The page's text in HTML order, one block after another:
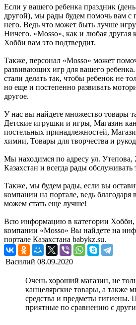
Если у вашего ребенка праздник
другой), мы рады будем помочь вам с
него. Ведь что может быть лучше
Ничего. «Mosso», как и любая другая
Хобби вам это подтвердит.
Также, персонал «Mosso» может
развивающих игр для вашего
стали делать так, чтобы ребенок не
но еще и постепенно развивать
другое.
У нас вы найдете множество товары
Детские игрушки и игры, Магазин
постельных принадлежностей,
химии, Товары для творчества и
Мы находимся по адресу ул. Утепова,
Казахстан и всегда рады
Также, мы будем рады, если вы
компании на портале, ведь
можем стать еще лучше!
Всю информацию в категории Хобби,
компании «Mosso» Вы найдете на
портале Казахстана babykz.su.
Василий 08.09.2020
Очень хороший магазин, не
канцелярские товары, а также
средства и предметы гигиены.
приятные по сравнению с